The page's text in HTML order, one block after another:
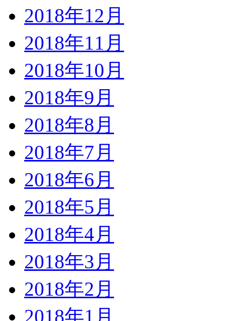
2018年12月
2018年11月
2018年10月
2018年9月
2018年8月
2018年7月
2018年6月
2018年5月
2018年4月
2018年3月
2018年2月
2018年1月